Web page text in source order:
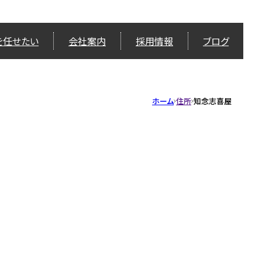
せたい 会社案内 採用情報 ブログ
ホーム 住所 知念志喜屋